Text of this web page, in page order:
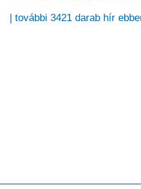
| további 3421 darab hír